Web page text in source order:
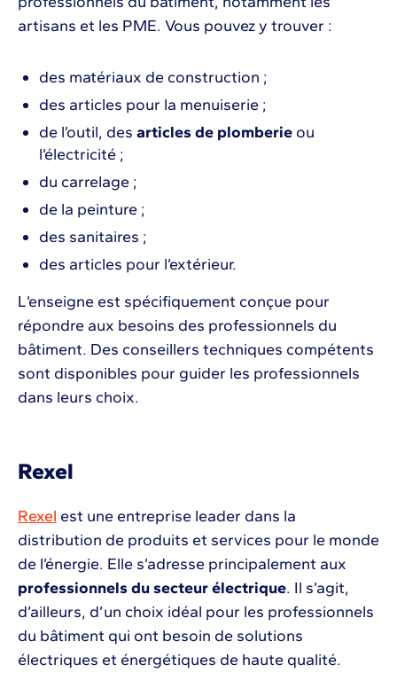
artisans et les PME. Vous pouvez y trouver :
des matériaux de construction ;
des articles pour la menuiserie ;
de l’outil, des articles de plomberie ou
l’électricité ;
du carrelage ;
de la peinture ;
des sanitaires ;
des articles pour l’extérieur.
L’enseigne est spécifiquement conçue pour
répondre aux besoins des professionnels du
bâtiment. Des conseillers techniques compétents
sont disponibles pour guider les professionnels
dans leurs choix.
Rexel
Rexel est une entreprise leader dans la
distribution de produits et services pour le monde
de l’énergie. Elle s’adresse principalement aux
professionnels du secteur électrique. Il s’agit,
d’ailleurs, d’un choix idéal pour les professionnels
du bâtiment qui ont besoin de solutions
électriques et énergétiques de haute qualité.